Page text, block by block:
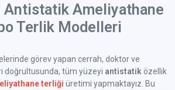
Antistatik Ameliyathane
Terlik Modelleri
görev yapan cerrah, doktor ve
doğrultusunda, tüm yüzeyi antistatik özellik
terliği üretimi yapmaktayız. Bu